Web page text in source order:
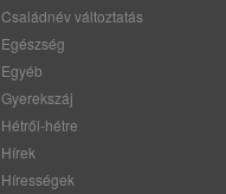
Családnév változtatás
Egészség
Egyéb
Gyerekszáj
Hétről-hétre
Hírek
Hírességek